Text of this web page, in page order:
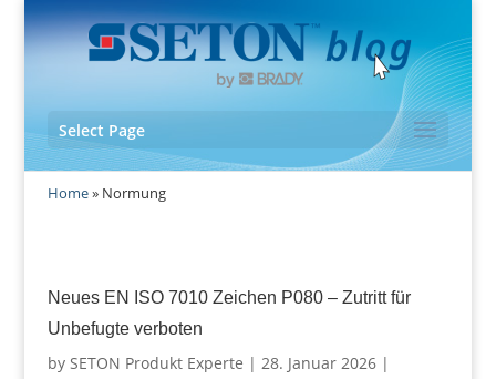
Select Page
Home» Normung
Neues EN ISO 7010 Zeichen P080 – Zutritt für
Unbefugte verboten
by SETON Produkt Experte | 28. Januar 2026|